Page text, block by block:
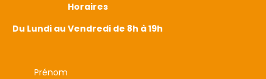
Horaires
Du Lundi au Vendredi de 8h à 19h
Prénom